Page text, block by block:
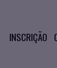
INSCRIÇÃO